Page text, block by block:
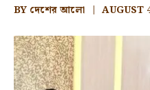
BY দেশের আলো AUGUST